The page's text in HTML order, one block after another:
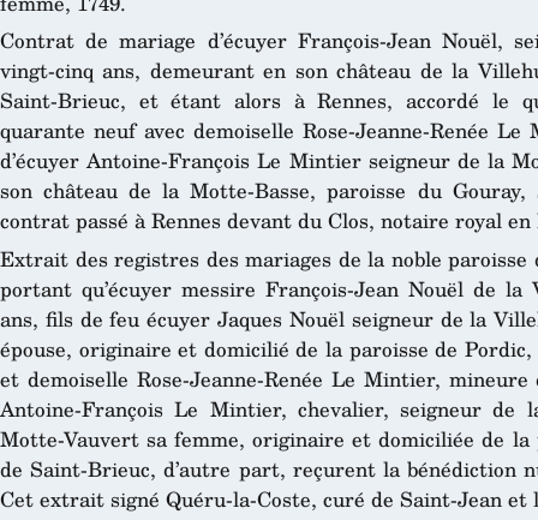
Contrat de mariage d’écuyer François-Jean Nouël,
vingt-cinq ans, demeurant en son château de la
Saint-Brieuc, et étant alors à Rennes, accordé le
quarante neuf avec demoiselle Rose-Jeanne-Renée
d’écuyer Antoine-François Le Mintier seigneur de la
son château de la Motte-Basse, paroisse du
contrat passé à Rennes devant du Clos, notaire royal
Extrait des registres des mariages de la noble
portant qu’écuyer messire François-Jean Nouël de
ans, fils de feu écuyer Jaques Nouël seigneur de la
épouse, originaire et domicilié de la paroisse de
et demoiselle Rose-Jeanne-Renée Le Mintier,
Antoine-François Le Mintier, chevalier, seigneur de
Motte-Vauvert sa femme, originaire et domiciliée de la
de Saint-Brieuc, d’autre part, reçurent la bénédiction
Cet extrait signé Quéru-la-Coste, curé de Saint-Jean et